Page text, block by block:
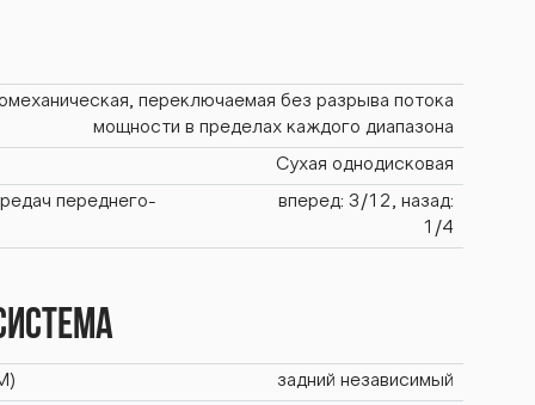
переключаемая без разрыва потока
мощности в пределах каждого диапазона
Сухая однодисковая
переднего-
вперед: 3/12, назад:
1/4
задний независимый